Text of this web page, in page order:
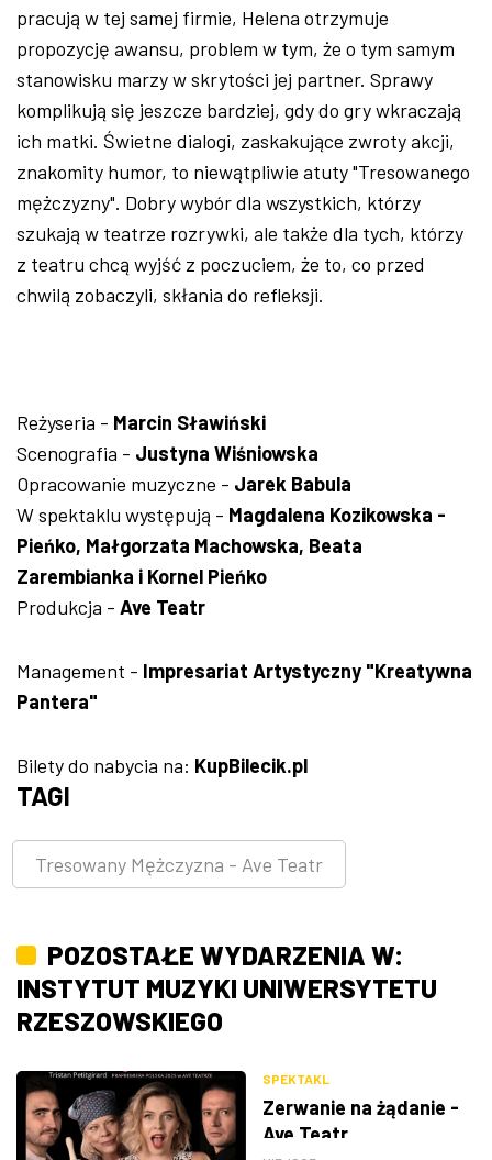
pracują w tej samej firmie, Helena otrzymuje
propozycję awansu, problem w tym, że o tym samym
stanowisku marzy w skrytości jej partner. Sprawy
komplikują się jeszcze bardziej, gdy do gry wkraczają
ich matki. Świetne dialogi, zaskakujące zwroty akcji,
znakomity humor, to niewątpliwie atuty "Tresowanego
mężczyzny". Dobry wybór dla wszystkich, którzy
szukają w teatrze rozrywki, ale także dla tych, którzy
z teatru chcą wyjść z poczuciem, że to, co przed
chwilą zobaczyli, skłania do refleksji.
Reżyseria - Marcin Sławiński
Scenografia - Justyna Wiśniowska
Opracowanie muzyczne - Jarek Babula
W spektaklu występują - Magdalena Kozikowska -
Pieńko, Małgorzata Machowska, Beata
Zarembianka i Kornel Pieńko
Produkcja - Ave Teatr
Management - Impresariat Artystyczny "Kreatywna
Pantera"
Bilety do nabycia na: KupBilecik.pl
TAGI
Tresowany Mężczyzna - Ave Teatr
POZOSTAŁE WYDARZENIA W:
INSTYTUT MUZYKI UNIWERSYTETU
RZESZOWSKIEGO
SPEKTAKL
Zerwanie na żądanie -
Ave Teatr